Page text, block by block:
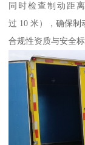
同时检查制动距
过 10 米），确保制
合规性资质与安全